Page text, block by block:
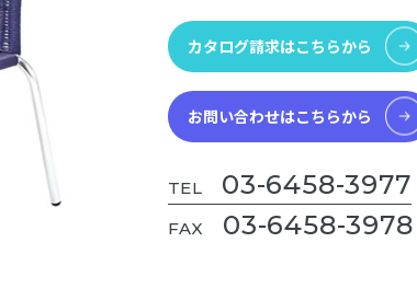
カタログ請求はこちらから
お問い合わせはこちらから
TEL 03-6458-3977
FAX 03-6458-3978